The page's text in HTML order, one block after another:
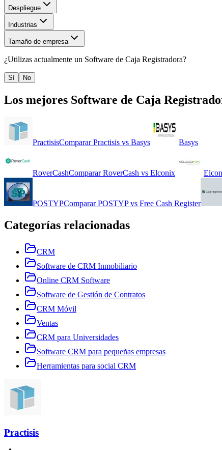
Despliegue
Industrias
Tamaño de empresa
¿Utilizas actualmente un Software de Caja Registradora?
Sí No
Los mejores Software de Caja
PractisisComparar Practisis vs Basys Basys
RoverCashComparar RoverCash vs Elconix
POSTYPComparar POSTYPvs Free Cash Register
Categorías relacionadas
CRM
Software de CRM Inmobiliario
Online CRM Software
Software de Gestión de Contratos
CRM Móvil
Ventas
CRM para Universidades
Software CRM para pequeñas empresas
Herramientas para social CRM
Practisis